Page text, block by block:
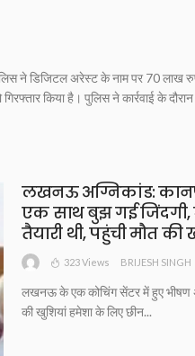
ने डिजिटल अरेस्ट के नाम पर 70 लाख
गिरफ्तार किया है। पुलिस ने कार्रवाई के
लखनऊ अग्निकांड:
एक साथ बुझ गई जिंदगी,
तैयारी थी, पहुंची मौत की
323 Views BRIJESH SINGH
लखनऊ के एक कोचिंग सेंटर में हुए भीषण
की खुशियां हमेशा के लिए छीन...